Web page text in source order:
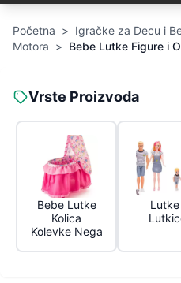
Početna > Igračke za Decu i
Motora > Bebe Lutke Figure i
Vrste Proizvoda
Bebe Lutke
Kolica
Kolevke Nega
Lutke